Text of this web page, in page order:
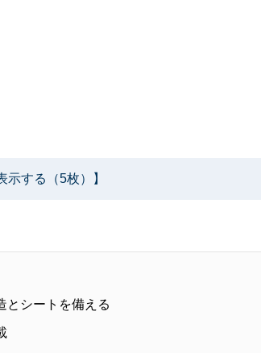
示する（5枚）】
とシートを備える